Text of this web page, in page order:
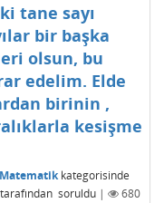
tane sayı
bir başka
olsun, bu
edelim. Elde
birinin ,
kesişme
kategorisinde
tarafından soruldu |
680